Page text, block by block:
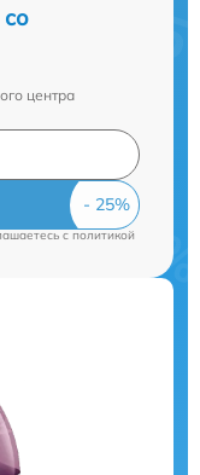
центра
c политикой